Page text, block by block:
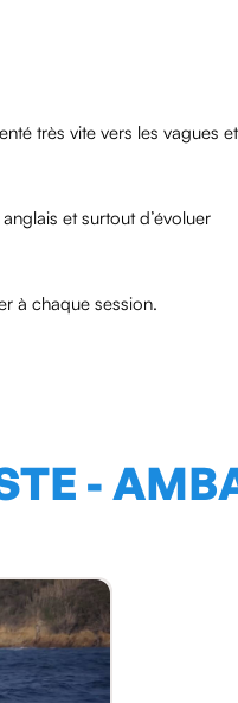
très vite vers les vagues
et surtout d’évoluer
à chaque session.
-